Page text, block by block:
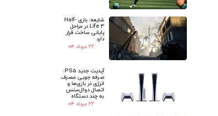
شایعه: بازی Half-
Life 3 در مراحل
پایانی ساخت قرار
دارد
۲۲ مرداد ۰۴
آپدیت جدید PS5:
صرفه جویی مصرف
انرژی در بازی‌ها و
اتصال دوال‌سنس
به چند دستگاه
۲۲ مرداد ۰۴